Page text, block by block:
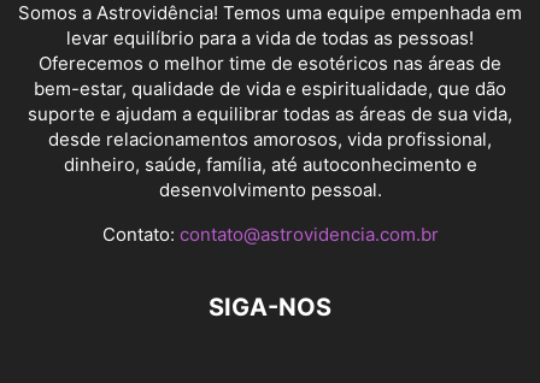
Somos a Astrovidência! Temos uma equipe empenhada em
levar equilíbrio para a vida de todas as pessoas!
Oferecemos o melhor time de esotéricos nas áreas de
bem-estar, qualidade de vida e espiritualidade, que dão
suporte e ajudam a equilibrar todas as áreas de sua vida,
desde relacionamentos amorosos, vida profissional,
dinheiro, saúde, família, até autoconhecimento e
desenvolvimento pessoal.
Contato: contato@astrovidencia.com.br
SIGA-NOS